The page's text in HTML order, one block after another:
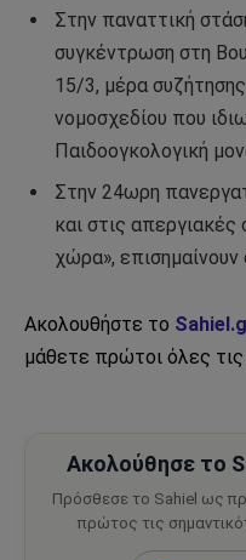
Στην παναττική
συγκέντρωση στη
15/3, μέρα
νομοσχεδίου που
Παιδοογκολογική
Στην 24ωρη
και στις
χώρα», επισημαίνουν
Ακολουθήστε το
μάθετε πρώτοι όλες τις
Ακολούθησε το
Πρόσθεσε το Sahiel ως
πρώτος τις